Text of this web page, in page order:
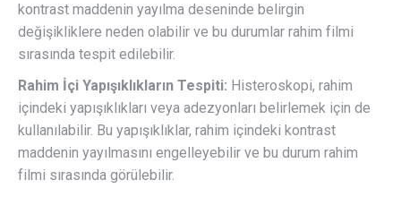
kontrast maddenin yayılma deseninde belirgin
değişikliklere neden olabilir ve bu durumlar rahim filmi
sırasında tespit edilebilir.
Rahim İçi Yapışıklıkların Tespiti: Histeroskopi, rahim
içindeki yapışıklıkları veya adezyonları belirlemek için de
kullanılabilir. Bu yapışıklıklar, rahim içindeki kontrast
maddenin yayılmasını engelleyebilir ve bu durum rahim
filmi sırasında görülebilir.